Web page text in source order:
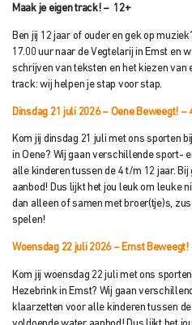
Maak je eigen track! – 12+
Ben jij 12 jaar of ouder en gek op
17.00 uur naar de Vegtelarij in Emst en
schrijven van teksten en het kiezen van
track: wij helpen je stap voor stap.
Dinsdag 21 juli 2026 – Oene Beweegt! –
Kom jij dinsdag 21 juli met ons sporten
in Oene? Wij gaan verschillende sport-
alle kinderen tussen de 4 t/m 12 jaar.
aanbod! Dus lijkt het jou leuk om leuke
dan alleen of samen met broer(tje)s,
spelen!
Woensdag 22 juli 2026 – Emst Beweegt!
Kom jij woensdag 22 juli met ons
Hezebrink in Emst? Wij gaan
klaarzetten voor alle kinderen tussen